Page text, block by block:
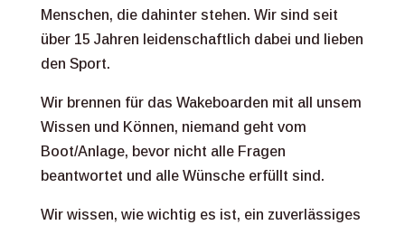
Menschen, die dahinter stehen. Wir sind seit
über 15 Jahren leidenschaftlich dabei und lieben
den Sport.
Wir brennen für das Wakeboarden mit all unsem
Wissen und Können, niemand geht vom
Boot/Anlage, bevor nicht alle Fragen
beantwortet und alle Wünsche erfüllt sind.
Wir wissen, wie wichtig es ist, ein zuverlässiges